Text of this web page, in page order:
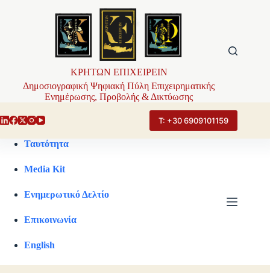
ΚΡΗΤΩΝ ΕΠΙΧΕΙΡΕΙΝ
Δημοσιογραφική Ψηφιακή Πύλη Επιχειρηματικής
Ενημέρωσης, Προβολής & Δικτύωσης
Τ: +30 6909101159
Ταυτότητα
Media Kit
Ενημερωτικό Δελτίο
Επικοινωνία
English